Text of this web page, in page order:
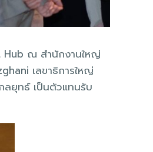
Hub ณ สำนักงานใหญ่
เลขาธิการใหญ่
ลยุทธ์ เป็นตัวแทนรับ